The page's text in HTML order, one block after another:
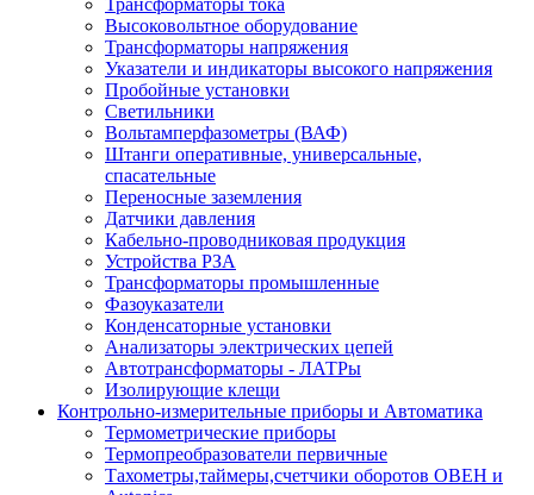
Трансформаторы тока
Высоковольтное оборудование
Трансформаторы напряжения
Указатели и индикаторы высокого напряжения
Пробойные установки
Светильники
Вольтамперфазометры (ВАФ)
Штанги оперативные, универсальные,
спасательные
Переносные заземления
Датчики давления
Кабельно-проводниковая продукция
Устройства РЗА
Трансформаторы промышленные
Фазоуказатели
Конденсаторные установки
Анализаторы электрических цепей
Автотрансформаторы - ЛАТРы
Изолирующие клещи
Контрольно-измерительные приборы и Автоматика
Термометрические приборы
Термопреобразователи первичные
Тахометры,таймеры,счетчики оборотов ОВЕН и